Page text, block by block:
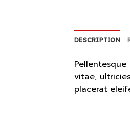
DESCRIPTION
vitae,
placerat